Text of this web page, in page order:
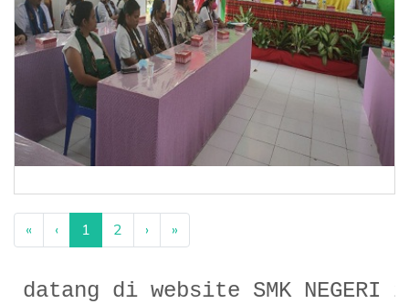
« ‹ 1 2 › »
SMK NEGERI 2 LOLI